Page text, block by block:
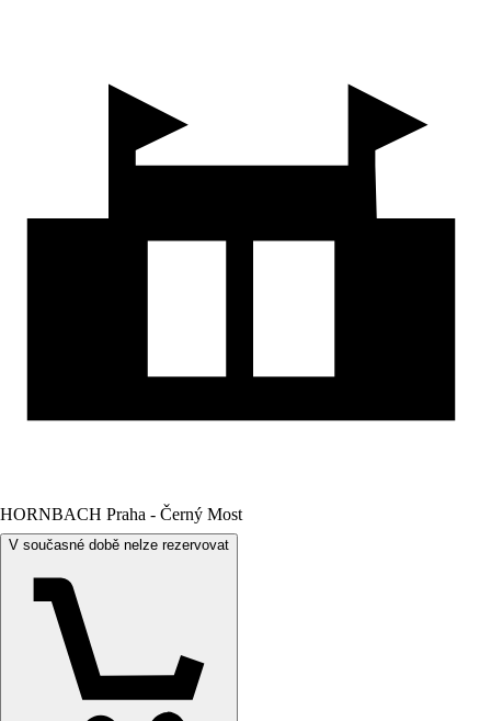
HORNBACH Praha - Černý Most
V současné době nelze rezervovat